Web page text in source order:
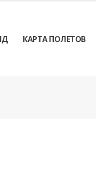
КАРТА ПОЛЕТОВ